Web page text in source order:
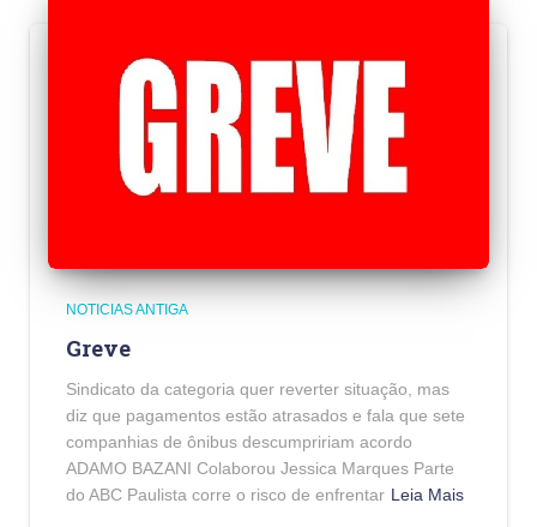
NOTICIAS ANTIGA
Greve
Sindicato da categoria quer reverter situação, mas
diz que pagamentos estão atrasados e fala que sete
companhias de ônibus descumpririam acordo
ADAMO BAZANI Colaborou Jessica Marques Parte
do ABC Paulista corre o risco de enfrentar Leia Mais